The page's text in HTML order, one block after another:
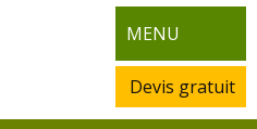
MENU
Devis gratuit